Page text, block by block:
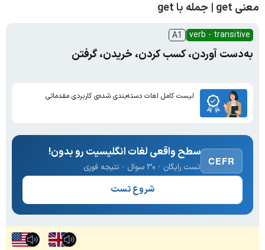
معنی get | جمله با get
verb - transitive
A1
به‌دست آوردن، کسب کردن، خریدن، گرفتن
لیست کامل لغات دسته‌بندی شده‌ی کاربردی مقدماتی
CEFR
سطح واقعی لغات انگلیسیت رو بدون!
تست رایگان · ۳۰ سوال · نتیجه فوری
شروع تست